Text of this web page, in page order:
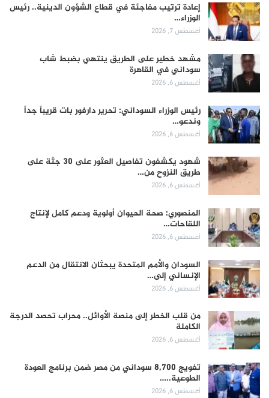
إعادة ترتيب مفاجئة في قطاع الشؤون الدينية.. رئيس
الوزراء…
أغسطس 7, 2026
مشهد خطير على الطريق ينتهي بضبط شاب
سوداني في القاهرة
أغسطس 6, 2026
رئيس الوزراء السوداني: تحرير دارفور بات قريباً جداً
وندعو…
أغسطس 6, 2026
شهود يكشفون تفاصيل العثور على 30 جثة على
طريق النزوح من…
أغسطس 6, 2026
المنصوري: صحة الحيوان أولوية ودعم كامل لإنتاج
اللقاحات…
أغسطس 6, 2026
السودان والأمم المتحدة يبحثان الانتقال من الدعم
الإنساني إلى…
أغسطس 6, 2026
من قلب الخطر إلى منصة الأوائل.. محراب تحصد الدرجة
الكاملة
أغسطس 6, 2026
تفويج 8,700 سوداني من مصر ضمن برنامج العودة
الطوعية..…
أغسطس 6, 2026